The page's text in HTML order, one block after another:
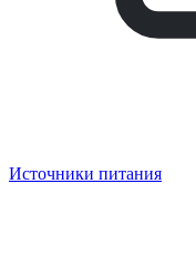
Источники питания